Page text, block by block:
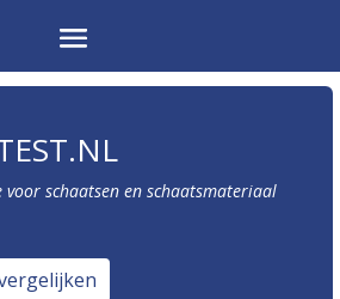
voor schaatsen en schaatsmateriaal